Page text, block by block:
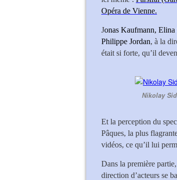
Opéra de Vienne.
Jonas Kaufmann,
Philippe Jordan, à la
était si forte, qu’il
Nikolay
Et la perception du
Pâques, la plus
vidéos, ce qu’il lui
Dans la première
direction d’acteurs se